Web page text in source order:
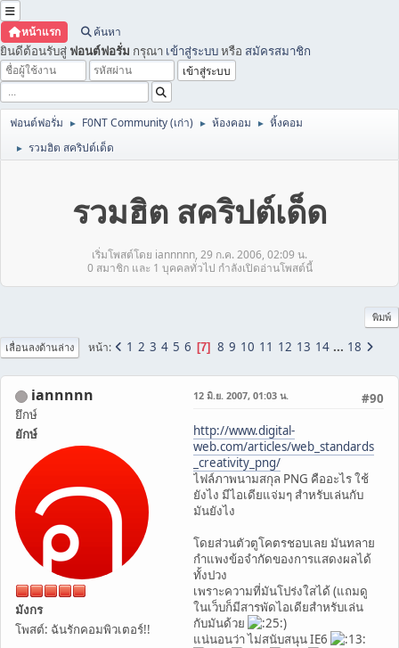
หน้าแรก ค้นหา
ยินดีต้อนรับสู่ ฟอนต์ฟอรั่ม กรุณา เข้าสู่ระบบหรือ สมัครสมาชิก
ฟอนต์ฟอรั่ม ► F0NT Community (เก่า) ► ห้องคอม ► หิ้งคอม
► รวมฮิต สคริปต์เด็ด
รวมฮิต สคริปต์เด็ด
เริ่มโพสต์โดย iannnnn, 29 ก.ค. 2006, 02:09 น.
0 สมาชิก และ 1 บุคคลทั่วไป กำลังเปิดอ่านโพสต์นี้
พิมพ์
เลื่อนลงด้านล่าง หน้า 1 2 3 4 5 6 7 8 9 10 11 12 13 14 ... 18
iannnnn
ยึกษ์
ยักษ์
มังกร
โพสต์: ฉันรักคอมพิวเตอร์!!
#90
12 มิ.ย. 2007, 01:03 น.
http://www.digital-
web.com/articles/web_standards
_creativity_png/
ไฟล์ภาพนามสกุล PNG คืออะไร ใช้
ยังไง มีไอเดียแจ่มๆ สำหรับเล่นกับ
มันยังไง
โดยส่วนตัวตูโคตรชอบเลย มันทลาย
กำแพงข้อจำกัดของการแสดงผลได้
ทั้งปวง
เพราะความที่มันโปร่งใสได้ (แถมดู
ในเว็บก็มีสารพัดไอเดียสำหรับเล่น
กับมันด้วย
)
แน่นอนว่า ไม่สนับสนุน IE6